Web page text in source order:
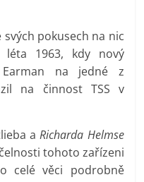
svých pokusech na nic
léta 1963, kdy nový
Earman na jedné z
na činnost TSS v
a Richarda Helmse
tohoto zařízeni
celé věci podrobně